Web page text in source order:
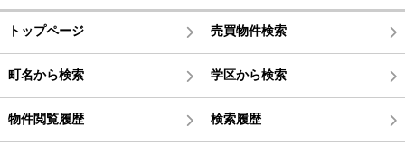
トップページ 売買物件検索
町名から検索 学区から検索
物件閲覧履歴 検索履歴